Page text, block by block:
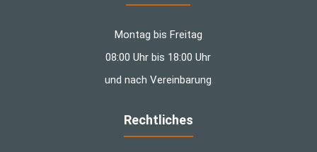
Montag bis Freitag
08:00 Uhr bis 18:00 Uhr
und nach Vereinbarung
Rechtliches